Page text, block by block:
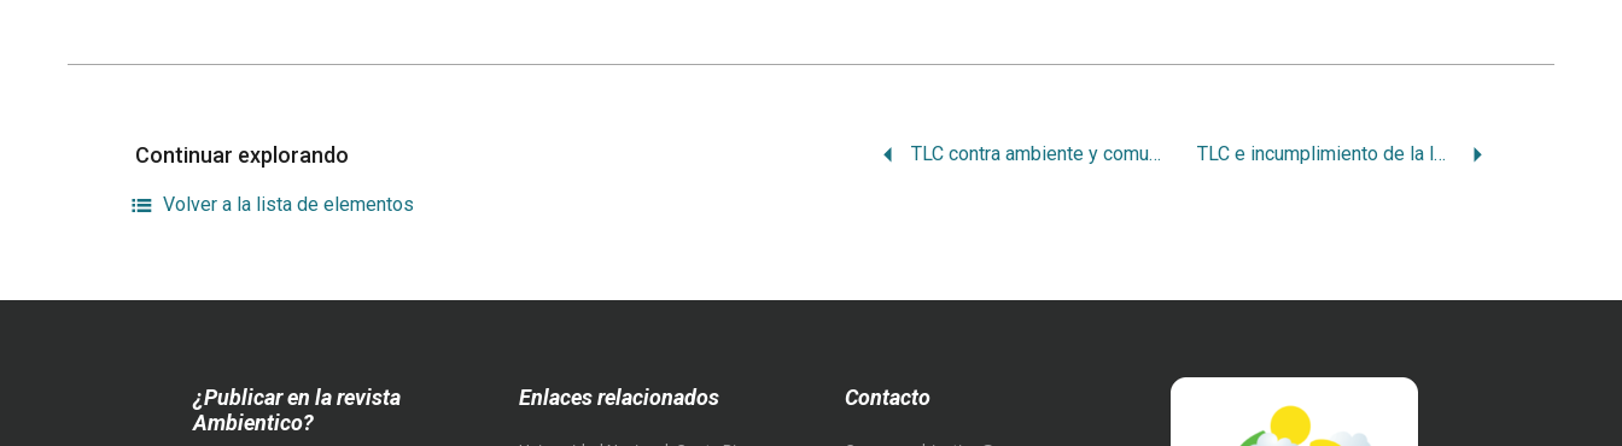
Continuar explorando TLC contra ambiente y comunidades rurales TLC e incumplimiento de la ley ambiental
Volver a la lista de elementos
¿Publicar en la revista
Ambientico?
Enlaces relacionados Contacto